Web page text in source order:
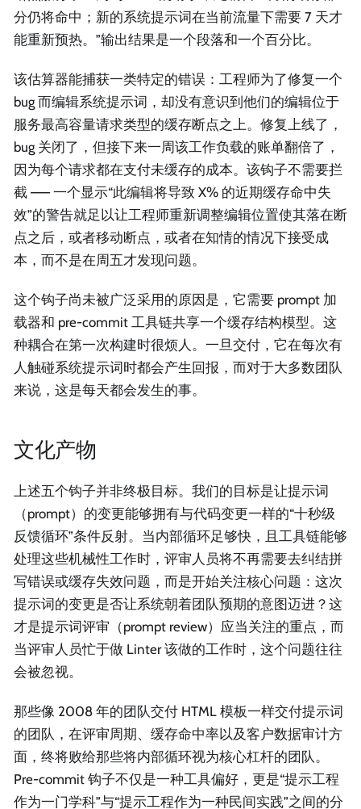
分仍将命中；新的系统提示词在当前流量下需要 7 天才
能重新预热。”输出结果是一个段落和一个百分比。
该估算器能捕获一类特定的错误：工程师为了修复一个
bug 而编辑系统提示词，却没有意识到他们的编辑位于
服务最高容量请求类型的缓存断点之上。修复上线了，
bug 关闭了，但接下来一周该工作负载的账单翻倍了，
因为每个请求都在支付未缓存的成本。该钩子不需要拦
截 —— 一个显示“此编辑将导致 X% 的近期缓存命中失
效”的警告就足以让工程师重新调整编辑位置使其落在断
点之后，或者移动断点，或者在知情的情况下接受成
本，而不是在周五才发现问题。
这个钩子尚未被广泛采用的原因是，它需要 prompt 加
载器和 pre-commit 工具链共享一个缓存结构模型。这
种耦合在第一次构建时很烦人。一旦交付，它在每次有
人触碰系统提示词时都会产生回报，而对于大多数团队
来说，这是每天都会发生的事。
文化产物
上述五个钩子并非终极目标。我们的目标是让提示词
（prompt）的变更能够拥有与代码变更一样的“十秒级
反馈循环”条件反射。当内部循环足够快，且工具链能够
处理这些机械性工作时，评审人员将不再需要去纠结拼
写错误或缓存失效问题，而是开始关注核心问题：这次
提示词的变更是否让系统朝着团队预期的意图迈进？这
才是提示词评审（prompt review）应当关注的重点，而
当评审人员忙于做 Linter 该做的工作时，这个问题往往
会被忽视。
那些像 2008 年的团队交付 HTML 模板一样交付提示词
的团队，在评审周期、缓存命中率以及客户数据审计方
面，终将败给那些将内部循环视为核心杠杆的团队。
Pre-commit 钩子不仅是一种工具偏好，更是“提示工程
作为一门学科”与“提示工程作为一种民间实践”之间的分